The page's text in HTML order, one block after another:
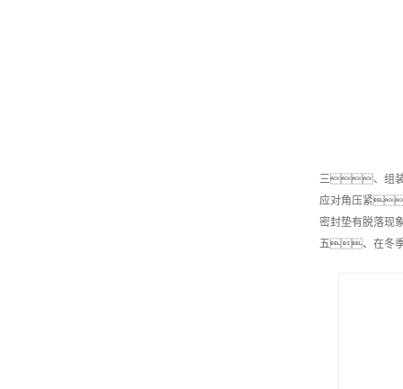
三、组
应对角压紧
密封垫有脱落
五、在冬季